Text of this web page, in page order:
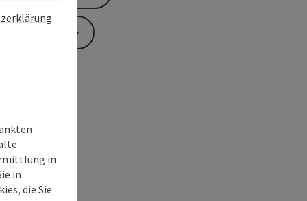
Zur Website
in
in
die Sie